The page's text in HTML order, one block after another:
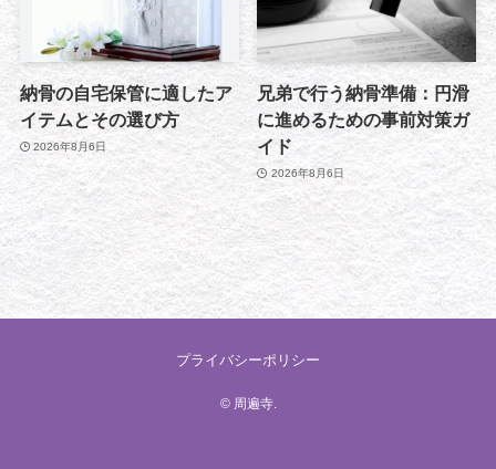
納骨の自宅保管に適したア
イテムとその選び方
2026年8月6日
兄弟で行う納骨準備：円滑
に進めるための事前対策ガ
イド
2026年8月6日
プライバシーポリシー
©周遍寺.